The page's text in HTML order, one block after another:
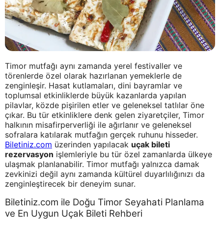
Timor mutfağı aynı zamanda yerel festivaller ve
törenlerde özel olarak hazırlanan yemeklerle de
zenginleşir. Hasat kutlamaları, dini bayramlar ve
toplumsal etkinliklerde büyük kazanlarda yapılan
pilavlar, közde pişirilen etler ve geleneksel tatlılar öne
çıkar. Bu tür etkinliklere denk gelen ziyaretçiler, Timor
halkının misafirperverliği ile ağırlanır ve geleneksel
sofralara katılarak mutfağın gerçek ruhunu hisseder.
Biletiniz.com üzerinden yapılacak uçak bileti
rezervasyon işlemleriyle bu tür özel zamanlarda ülkeye
ulaşmak planlanabilir. Timor mutfağı yalnızca damak
zevkinizi değil aynı zamanda kültürel duyarlılığınızı da
zenginleştirecek bir deneyim sunar.
Biletiniz.com ile Doğu Timor Seyahati Planlama
ve En Uygun Uçak Bileti Rehberi